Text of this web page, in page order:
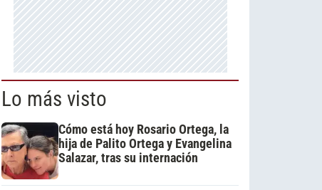
Lo más visto
Cómo está hoy Rosario Ortega, la
hija de Palito Ortega y Evangelina
Salazar, tras su internación